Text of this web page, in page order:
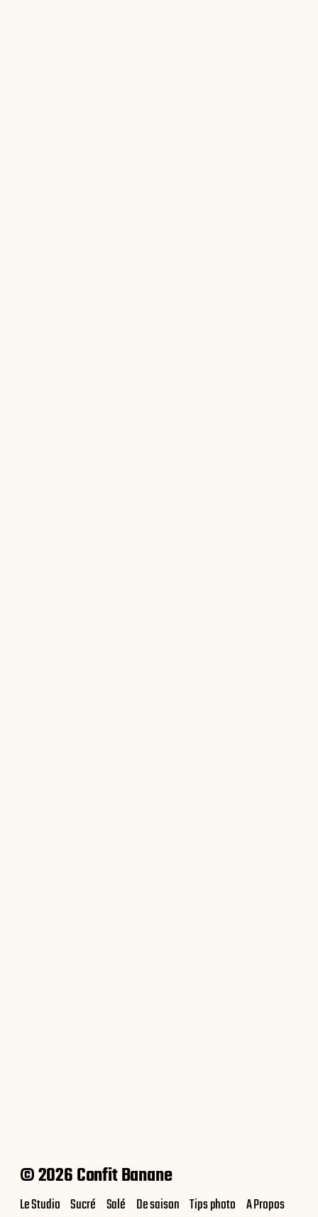
© 2026 Confit Banane
Le Studio Sucré Salé De saison Tips photo A Propos